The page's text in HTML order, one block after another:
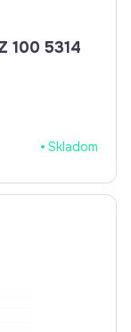
100 5314
Skladom